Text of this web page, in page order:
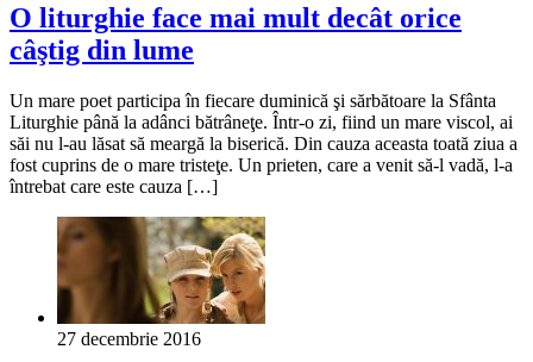
O liturghie face mai mult decât orice
câştig din lume
Un mare poet participa în fiecare duminică şi sărbătoare la Sfânta
Liturghie până la adânci bătrâneţe. Într-o zi, fiind un mare viscol, ai
săi nu l-au lăsat să meargă la biserică. Din cauza aceasta toată ziua a
fost cuprins de o mare tristeţe. Un prieten, care a venit să-l vadă, l-a
întrebat care este cauza […]
27 decembrie 2016